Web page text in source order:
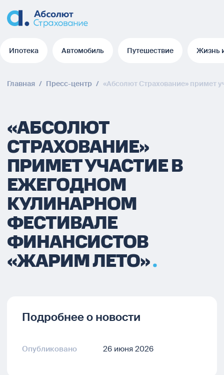
Ипотека Автомобиль Путешествие Жизнь
Главная / Пресс-центр / «Абсолют Страхование» примет
«АБСОЛЮТ
СТРАХОВАНИЕ»
ПРИМЕТ УЧАСТИЕ В
ЕЖЕГОДНОМ
КУЛИНАРНОМ
ФЕСТИВАЛЕ
ФИНАНСИСТОВ
«ЖАРИМ ЛЕТО»
Подробнее о новости
Опубликовано 26 июня 2026